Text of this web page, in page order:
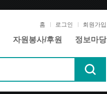
홈 로그인 회원가입
자원봉사/후원 정보마당